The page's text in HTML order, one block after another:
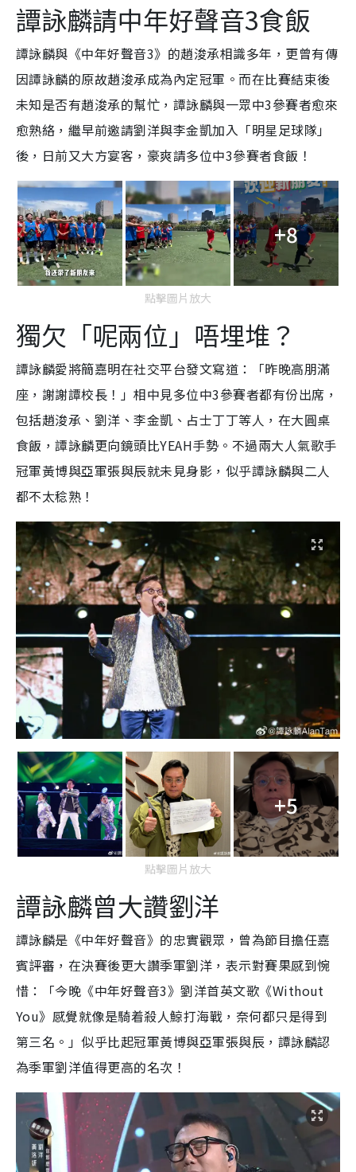
譚詠麟請中年好聲音3食飯
譚詠麟與《中年好聲音3》的趙浚承相識多年，更曾有傳
因譚詠麟的原故趙浚承成為內定冠軍。而在比賽結束後
未知是否有趙浚承的幫忙，譚詠麟與一眾中3參賽者愈來
愈熟絡，繼早前邀請劉洋與李金凱加入「明星足球隊」
後，日前又大方宴客，豪爽請多位中3參賽者食飯！
+8
點擊圖片放大
獨欠「呢兩位」唔埋堆？
譚詠麟愛將簡嘉明在社交平台發文寫道：「昨晚高朋滿
座，謝謝譚校長！」相中見多位中3參賽者都有份出席，
包括趙浚承 、劉洋、李金凱、占士丁丁等人，在大圓桌
食飯，譚詠麟更向鏡頭比YEAH手勢。不過兩大人氣歌手
冠軍黃博與亞軍張與辰就未見身影，似乎譚詠麟與二人
都不太稔熟！
+5
點擊圖片放大
譚詠麟曾大讚劉洋
譚詠麟是《中年好聲音》的忠實觀眾，曾為節目擔任嘉
賓評審，在決賽後更大讚季軍劉洋，表示對賽果感到惋
惜：「今晚《中年好聲音3》劉洋首英文歌《Without
You》感覺就像是騎着殺人鯨打海戰，奈何都只是得到
第三名。」似乎比起冠軍黃博與亞軍張與辰，譚詠麟認
為季軍劉洋值得更高的名次！